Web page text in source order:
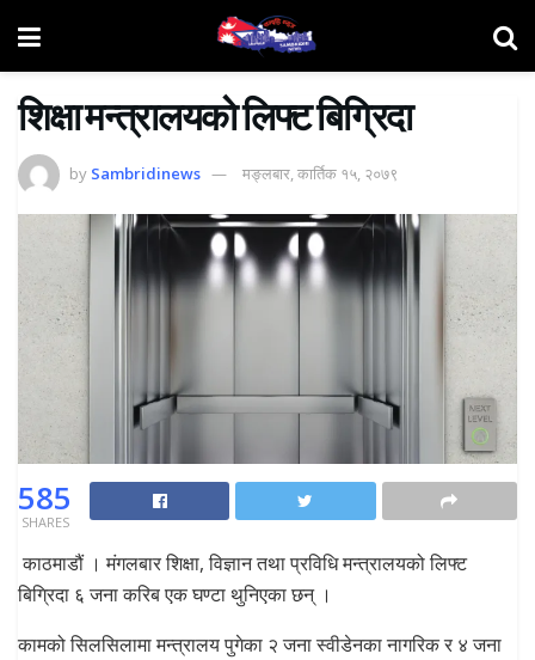
शिक्षा मन्त्रालयकाे लिफ्ट बिग्रिदा
by Sambridinews मङ्लबार, कार्तिक १५, २०७९
585
SHARES
काठमाडौं । मंगलबार शिक्षा, विज्ञान तथा प्रविधि मन्त्रालयको लिफ्ट
बिग्रिदा ६ जना करिब एक घण्टा थुनिएका छन् ।
कामको सिलसिलामा मन्त्रालय पुगेका २ जना स्वीडेनका नागरिक र ४ जना